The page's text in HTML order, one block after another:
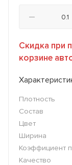
Скидка при
корзине
Плотность
Состав
Цвет
Ширина
Коэффициент
Качество